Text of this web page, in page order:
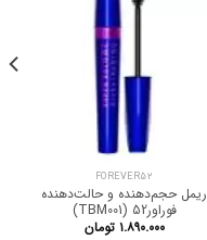
FOREVER52
ریمل حجم‌دهنده و حالت‌دهنده
فوراور52 (TBM001)
۱.۸۹۰.۰۰۰ تومان